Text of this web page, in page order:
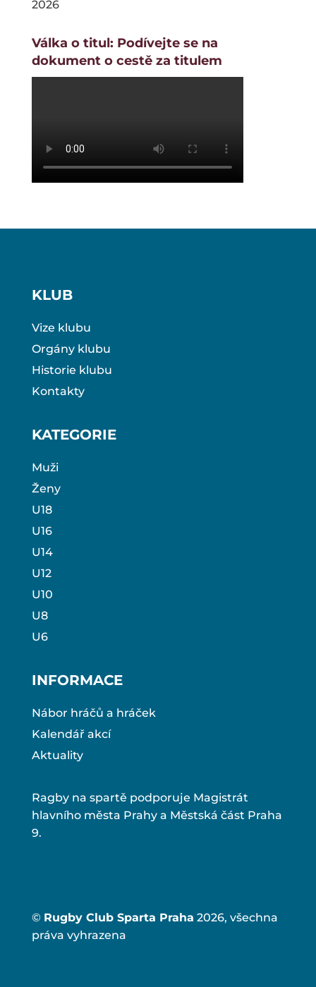
2026
Válka o titul: Podívejte se na
dokument o cestě za titulem
KLUB
Vize klubu
Orgány klubu
Historie klubu
Kontakty
KATEGORIE
Muži
Ženy
U18
U16
U14
U12
U10
U8
U6
INFORMACE
Nábor hráčů a hráček
Kalendář akcí
Aktuality
Ragby na spartě podporuje Magistrát
hlavního města Prahy a Městská část Praha
9.
© Rugby Club Sparta Praha 2026, všechna
práva vyhrazena